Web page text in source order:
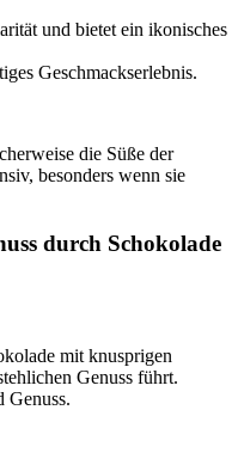
und bietet ein ikonisches
Geschmackserlebnis.
die Süße der
besonders wenn sie
durch Schokolade
mit knusprigen
Genuss führt.
Genuss.